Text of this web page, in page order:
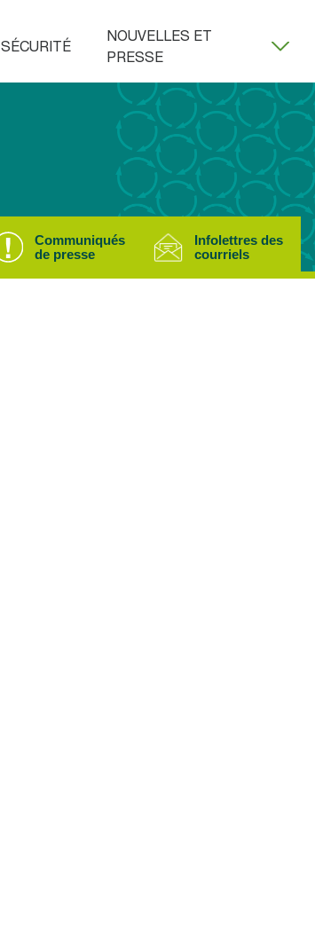
SÉCURITÉ
NOUVELLES ET
PRESSE
Communiqués
de presse
Infolettres des
courriels